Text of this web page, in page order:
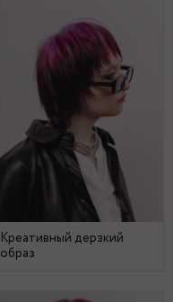
Креативный дерзкий
образ